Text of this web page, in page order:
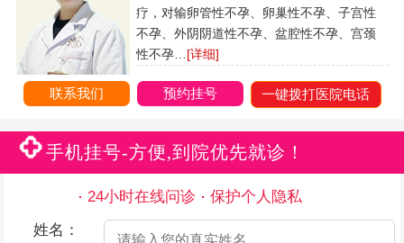
疗，对输卵管性不孕、卵巢性不孕、子宫性
不孕、外阴阴道性不孕、盆腔性不孕、宫颈
性不孕… [详细]
联系我们 预约挂号 一键拨打医院电话
手机挂号-方便,到院优先就诊！
24小时在线问诊
保护个人隐私
姓名：